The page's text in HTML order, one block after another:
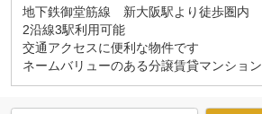
地下鉄御堂筋線 新大阪駅より徒歩圏内
2沿線3駅利用可能
交通アクセスに便利な物件です
ネームバリューのある分譲賃貸マンション